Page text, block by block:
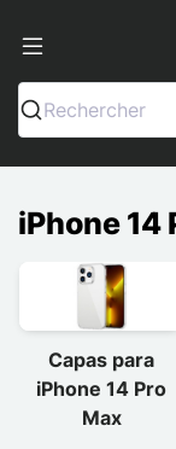
Rechercher
iPhone 14
Capas para
iPhone 14 Pro
Max